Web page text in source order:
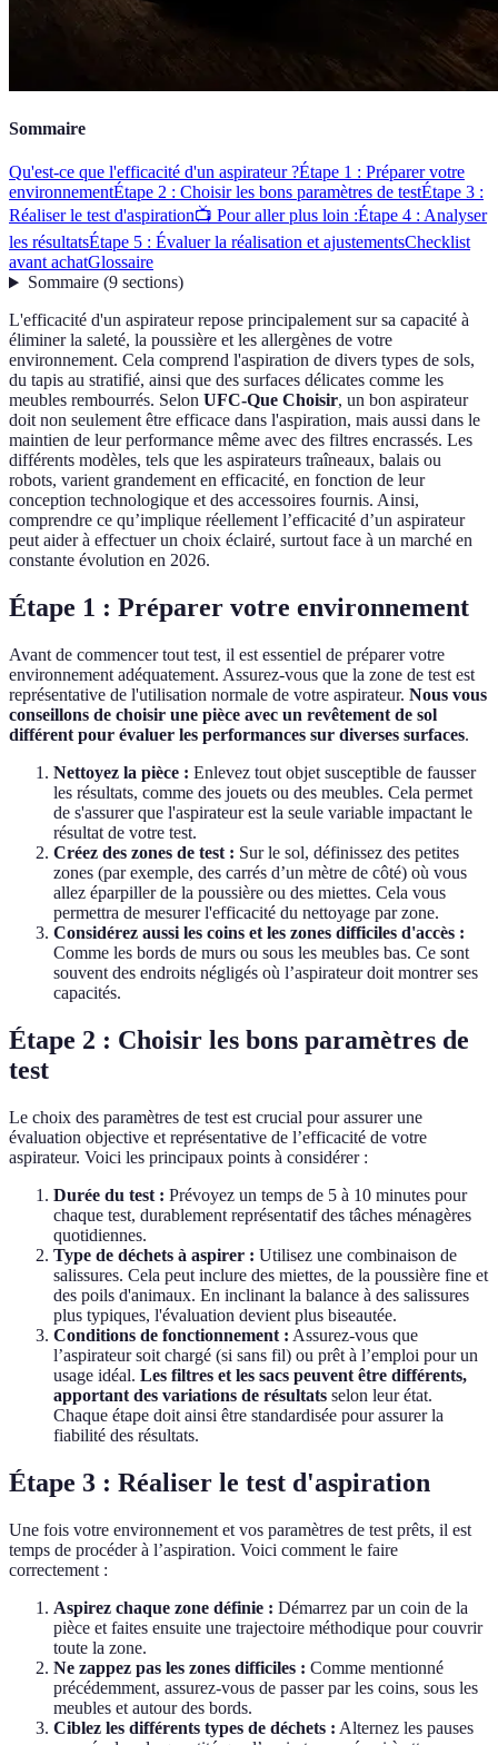
Sommaire
Qu'est-ce que l'efficacité d'un aspirateur ?Étape 1 : Préparer votre
environnementÉtape 2 : Choisir les bons paramètres de testÉtape 3 :
Réaliser le test d'aspiration📺 Pour aller plus loin :Étape 4 : Analyser
les résultatsÉtape 5 : Évaluer la réalisation et ajustementsChecklist
avant achatGlossaire
Sommaire(9 sections)
L'efficacité d'un aspirateur repose principalement sur sa capacité à
éliminer la saleté, la poussière et les allergènes de votre
environnement. Cela comprend l'aspiration de divers types de sols,
du tapis au stratifié, ainsi que des surfaces délicates comme les
meubles rembourrés. Selon UFC-Que Choisir, un bon aspirateur
doit non seulement être efficace dans l'aspiration, mais aussi dans le
maintien de leur performance même avec des filtres encrassés. Les
différents modèles, tels que les aspirateurs traîneaux, balais ou
robots, varient grandement en efficacité, en fonction de leur
conception technologique et des accessoires fournis. Ainsi,
comprendre ce qu’implique réellement l’efficacité d’un aspirateur
peut aider à effectuer un choix éclairé, surtout face à un marché en
constante évolution en 2026.
Étape 1 : Préparer votre environnement
Avant de commencer tout test, il est essentiel de préparer votre
environnement adéquatement. Assurez-vous que la zone de test est
représentative de l'utilisation normale de votre aspirateur. Nous vous
conseillons de choisir une pièce avec un revêtement de sol
différent pour évaluer les performances sur diverses surfaces.
Nettoyez la pièce : Enlevez tout objet susceptible de fausser
les résultats, comme des jouets ou des meubles. Cela permet
de s'assurer que l'aspirateur est la seule variable impactant le
résultat de votre test.
Créez des zones de test : Sur le sol, définissez des petites
zones (par exemple, des carrés d’un mètre de côté) où vous
allez éparpiller de la poussière ou des miettes. Cela vous
permettra de mesurer l'efficacité du nettoyage par zone.
Considérez aussi les coins et les zones difficiles d'accès :
Comme les bords de murs ou sous les meubles bas. Ce sont
souvent des endroits négligés où l’aspirateur doit montrer ses
capacités.
Étape 2 : Choisir les bons paramètres de
test
Le choix des paramètres de test est crucial pour assurer une
évaluation objective et représentative de l’efficacité de votre
aspirateur. Voici les principaux points à considérer :
Durée du test : Prévoyez un temps de 5 à 10 minutes pour
chaque test, durablement représentatif des tâches ménagères
quotidiennes.
Type de déchets à aspirer : Utilisez une combinaison de
salissures. Cela peut inclure des miettes, de la poussière fine et
des poils d'animaux. En inclinant la balance à des salissures
plus typiques, l'évaluation devient plus biseautée.
Conditions de fonctionnement : Assurez-vous que
l’aspirateur soit chargé (si sans fil) ou prêt à l’emploi pour un
usage idéal. Les filtres et les sacs peuvent être différents,
apportant des variations de résultats selon leur état.
Chaque étape doit ainsi être standardisée pour assurer la
fiabilité des résultats.
Étape 3 : Réaliser le test d'aspiration
Une fois votre environnement et vos paramètres de test prêts, il est
temps de procéder à l’aspiration. Voici comment le faire
correctement :
Aspirez chaque zone définie : Démarrez par un coin de la
pièce et faites ensuite une trajectoire méthodique pour couvrir
toute la zone.
Ne zappez pas les zones difficiles : Comme mentionné
précédemment, assurez-vous de passer par les coins, sous les
meubles et autour des bords.
Ciblez les différents types de déchets : Alternez les pauses